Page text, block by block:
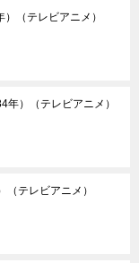
（テレビアニメ）
年）（テレビアニメ）
（テレビアニメ）